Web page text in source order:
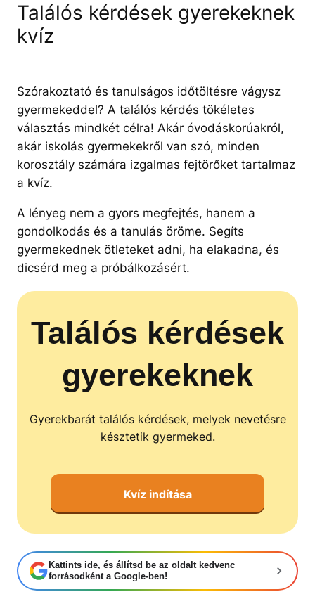
Találós kérdések gyerekeknek
kvíz
Szórakoztató és tanulságos időtöltésre vágysz
gyermekeddel? A találós kérdés tökéletes
választás mindkét célra! Akár óvodáskorúakról,
akár iskolás gyermekekről van szó, minden
korosztály számára izgalmas fejtörőket tartalmaz
a kvíz.
A lényeg nem a gyors megfejtés, hanem a
gondolkodás és a tanulás öröme. Segíts
gyermekednek ötleteket adni, ha elakadna, és
dicsérd meg a próbálkozásért.
Találós kérdések
gyerekeknek
Gyerekbarát találós kérdések, melyek nevetésre
késztetik gyermeked.
Kvíz indítása
Kattints ide, és állítsd be az oldalt kedvenc
forrásodként a Google-ben!